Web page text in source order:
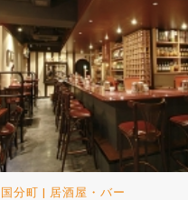
国分町 | 居酒屋・バー